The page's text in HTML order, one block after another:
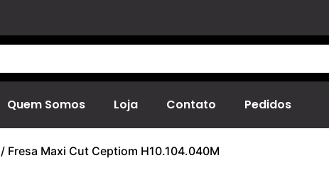
Quem Somos Loja Contato Pedidos
/ Fresa Maxi Cut Ceptiom H10.104.040M